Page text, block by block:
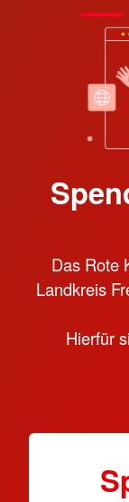
Das Rote
Landkreis
Hierfür